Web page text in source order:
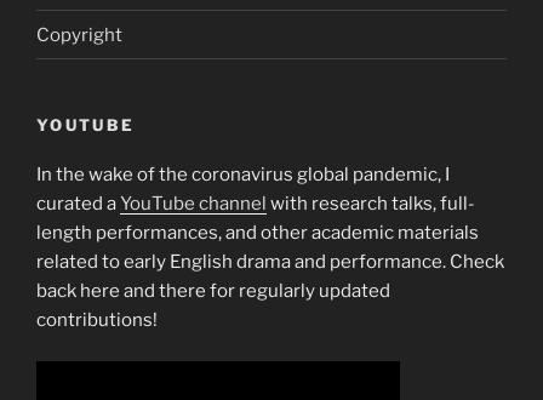
Copyright
YOUTUBE
In the wake of the coronavirus global pandemic, I
curated aYouTube channel with research talks, full-
length performances, and other academic materials
related to early English drama and performance. Check
back here and there for regularly updated
contributions!